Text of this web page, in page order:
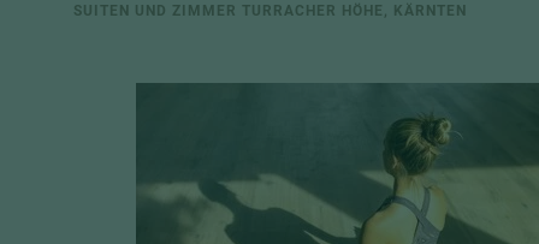
SUITEN UND ZIMMER TURRACHER HÖHE, KÄRNTEN